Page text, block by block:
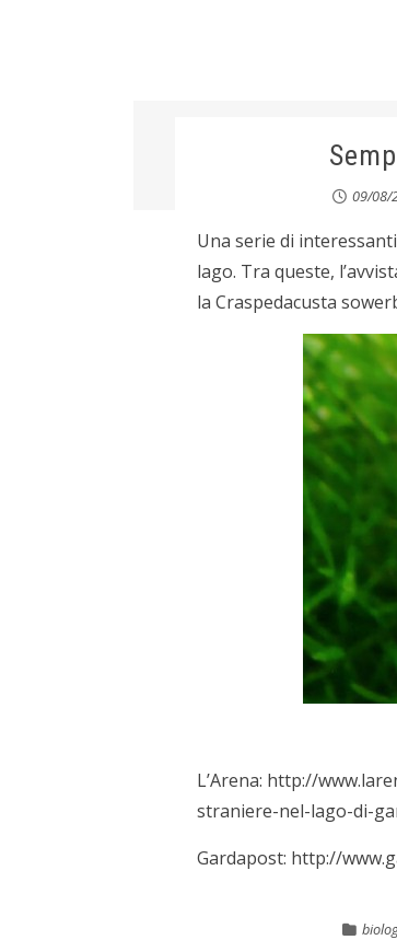
09/08/
Una serie di
lago. Tra queste,
la Craspedacusta
L’Arena: http://
straniere-nel-lago-di-
Gardapost: http://